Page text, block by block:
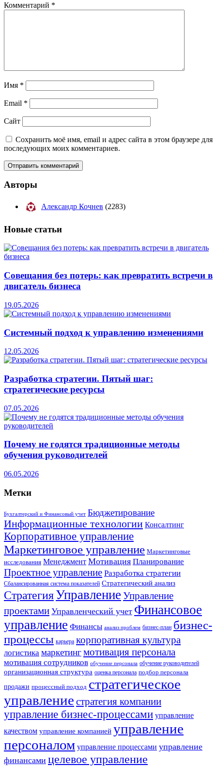
Комментарий *
Имя *
Email *
Сайт
Сохранить моё имя, email и адрес сайта в этом браузере для
последующих моих комментариев.
Авторы
Александр Кочнев (2283)
Новые статьи
Совещания без потерь: как превратить встречи в
двигатель бизнеса
19.05.2026
Системный подход к управлению изменениями
12.05.2026
Разработка стратегии. Пятый шаг:
стратегические ресурсы
07.05.2026
Почему не годятся традиционные методы
обучения руководителей
06.05.2026
Метки
Бухгалтерский и Финансовый учет Бюджетирование
Информационные технологии Консалтинг
Корпоративное управление
Маркетинговое управление Маркетинговые
исследования Менеджмент Мотивация Планирование
Проектное управление Разработка стратегии
Сбалансированная система показателей Стратегический анализ
СтратегияУправление Управление
проектами Управленческий учет Финансовое
управление Финансы анализ проблем бизнес-план бизнес-
процессы карьера корпоративная культура
логистика маркетингмотивация персонала
мотивация сотрудников обучение персонала обучение руководителей
организационная структура оценка персонала подбор персонала
продажи процессный подход стратегическое
управление стратегия компании
управление бизнес-процессами управление
качеством управление компанией управление
персоналом управление процессами управление
финансами целевое управление